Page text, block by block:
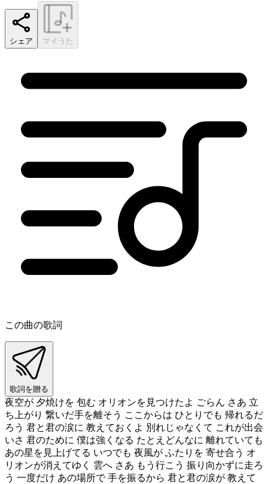
シェア マイうた
この曲の歌詞
歌詞を贈る
夜空が 夕焼けを 包む オリオンを見つけたよ ごらん さあ 立
ち上がり 繋いだ手を離そう ここからは ひとりでも 帰れるだ
ろう 君と君の涙に 教えておくよ 別れじゃなくて これが出会
いさ 君のために 僕は強くなる たとえどんなに 離れていても
あの星を見上げてる いつでも 夜風が ふたりを 寄せ合う オ
リオンが消えてゆく 雲へ さあ もう行こう 振り向かずに走ろ
う 一度だけ あの場所で 手を振るから 君と君の涙が 教えて